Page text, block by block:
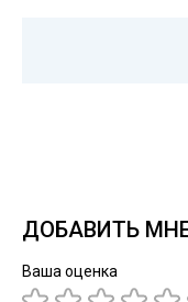
ДОБАВИТЬ
Ваша оценка